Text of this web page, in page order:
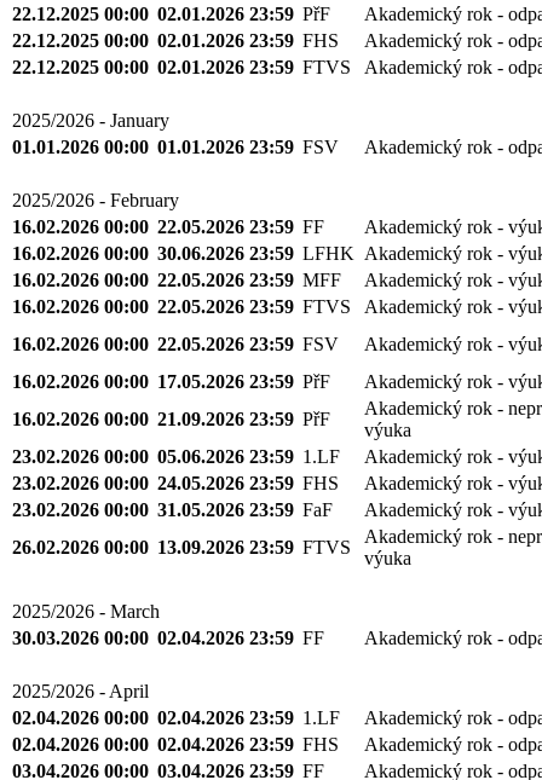
22.12.2025 00:00 02.01.2026 23:59 PřF
Akademický rok -
22.12.2025 00:00 02.01.2026 23:59 FHS
Akademický rok -
22.12.2025 00:00 02.01.2026 23:59 FTVS Akademický rok -
2025/2026 - January
01.01.2026 00:00 01.01.2026 23:59 FSV Akademický rok -
2025/2026 - February
16.02.2026 00:00 22.05.2026 23:59 FF
Akademický rok -
16.02.2026 00:00 30.06.2026 23:59 LFHK Akademický rok -
16.02.2026 00:00 22.05.2026 23:59 MFF
Akademický rok -
16.02.2026 00:00 22.05.2026 23:59 FTVS
Akademický rok -
16.02.2026 00:00 22.05.2026 23:59 FSV
Akademický rok -
16.02.2026 00:00 17.05.2026 23:59 PřF
Akademický rok -
16.02.2026 00:00 21.09.2026 23:59 PřF
Akademický rok -
výuka
23.02.2026 00:00 05.06.2026 23:59 1.LF
Akademický rok -
23.02.2026 00:00 24.05.2026 23:59 FHS
Akademický rok -
23.02.2026 00:00 31.05.2026 23:59 FaF
Akademický rok -
26.02.2026 00:00 13.09.2026 23:59 FTVS
Akademický rok -
výuka
2025/2026 - March
30.03.2026 00:00 02.04.2026 23:59 FF Akademický rok -
2025/2026 - April
02.04.2026 00:00 02.04.2026 23:59 1.LF
Akademický rok -
02.04.2026 00:00 02.04.2026 23:59 FHS
Akademický rok -
03.04.2026 00:00 03.04.2026 23:59 FF Akademický rok -